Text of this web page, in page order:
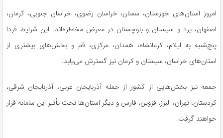
امروز استان‌های خوزستان، سمنان، خراسان رضوی، خراسان جنوبی، کرمان،
اصفهان، یزد و سیستان و بلوچستان در معرض مخاطره‌اند. این شرایط فردا
پنج‌شنبه به ایلام، کرمانشاه، همدان، مرکزی، قم و بخش‌های بیشتری از
استان‌های خراسان، سیستان و کرمان نیز گسترش می‌یابد.
جمعه نیز بخش‌هایی از کشور از جمله آذربایجان غربی، آذربایجان شرقی،
کردستان، تهران، البرز، قزوین، فارس و دیگر استان‌ها تحت تأثیر این سامانه قرار
خواهند گرفت.